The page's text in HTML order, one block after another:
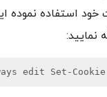
استفاده نموده